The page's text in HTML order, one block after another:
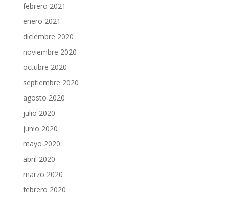
febrero 2021
enero 2021
diciembre 2020
noviembre 2020
octubre 2020
septiembre 2020
agosto 2020
julio 2020
junio 2020
mayo 2020
abril 2020
marzo 2020
febrero 2020